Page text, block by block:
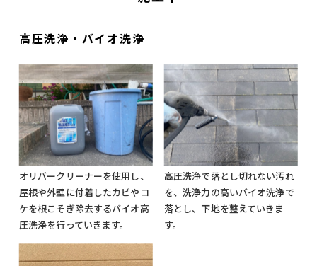
高圧洗浄・バイオ洗浄
オリバークリーナーを使用し、
屋根や外壁に付着したカビやコ
ケを根こそぎ除去するバイオ高
圧洗浄を行っていきます。
高圧洗浄で落とし切れない汚れ
を、洗浄力の高いバイオ洗浄で
落とし、下地を整えていきま
す。